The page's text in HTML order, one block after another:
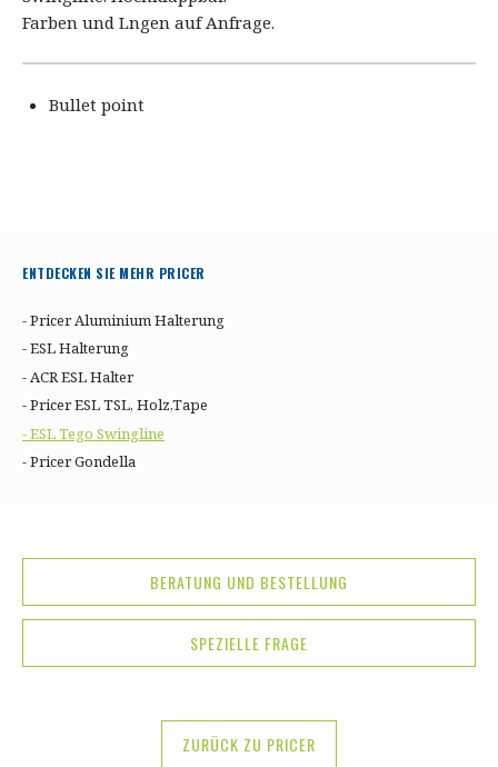
Farben und Lngen auf Anfrage.
Bullet point
ENTDECKEN SIE MEHR PRICER
- Pricer Aluminium Halterung
- ESL Halterung
- ACR ESL Halter
- Pricer ESL TSL, Holz,Tape
- ESL Tego Swingline
- Pricer Gondella
BERATUNG UND BESTELLUNG
SPEZIELLE FRAGE
ZURÜCK ZU PRICER